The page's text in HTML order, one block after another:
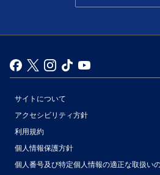
サイトについて
アクセシビリティ方針
利用規約
個人情報保護方針
個人番号及び特定個人情報の適正な取扱い